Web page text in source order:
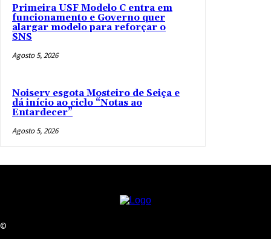
Primeira USF Modelo C entra em
funcionamento e Governo quer
alargar modelo para reforçar o
SNS
Agosto 5, 2026
Noiserv esgota Mosteiro de Seiça e
dá início ao ciclo “Notas ao
Entardecer”
Agosto 5, 2026
©